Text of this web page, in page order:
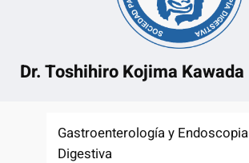
Dr. Toshihiro Kojima Kawada
Gastroenterología y Endoscopia
Digestiva